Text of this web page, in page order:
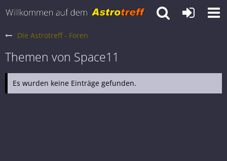
Die Astrotreff - Foren
Themen von Space11
Es wurden keine Einträge gefunden.